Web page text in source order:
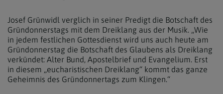
Josef Grünwidl verglich in seiner Predigt die Botschaft des
Gründonnerstags mit dem Dreiklang aus der Musik. „Wie
in jedem festlichen Gottesdienst wird uns auch heute am
Gründonnerstag die Botschaft des Glaubens als Dreiklang
verkündet: Alter Bund, Apostelbrief und Evangelium. Erst
in diesem „eucharistischen Dreiklang“ kommt das ganze
Geheimnis des Gründonnertags zum Klingen.“